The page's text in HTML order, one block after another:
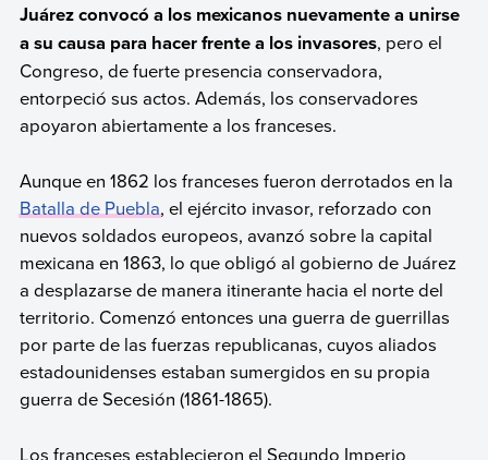
Juárez convocó a los mexicanos nuevamente a unirse
a su causa para hacer frente a los invasores, pero el
Congreso, de fuerte presencia conservadora,
entorpeció sus actos. Además, los conservadores
apoyaron abiertamente a los franceses.
Aunque en 1862 los franceses fueron derrotados en la
Batalla de Puebla, el ejército invasor, reforzado con
nuevos soldados europeos, avanzó sobre la capital
mexicana en 1863, lo que obligó al gobierno de Juárez
a desplazarse de manera itinerante hacia el norte del
territorio. Comenzó entonces una guerra de guerrillas
por parte de las fuerzas republicanas, cuyos aliados
estadounidenses estaban sumergidos en su propia
guerra de Secesión (1861-1865).
Los franceses establecieron el Segundo Imperio